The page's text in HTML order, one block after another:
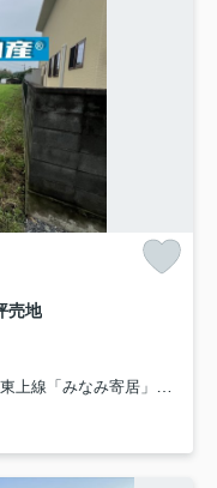
売地
線「みなみ寄居」駅 徒歩21分